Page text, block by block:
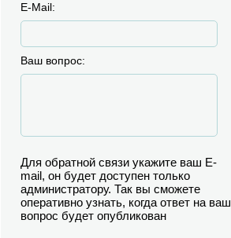
E-Mail:
Ваш вопрос:
Для обратной связи укажите ваш E-
mail, он будет доступен только
администратору. Так вы сможете
оперативно узнать, когда ответ на ваш
вопрос будет опубликован